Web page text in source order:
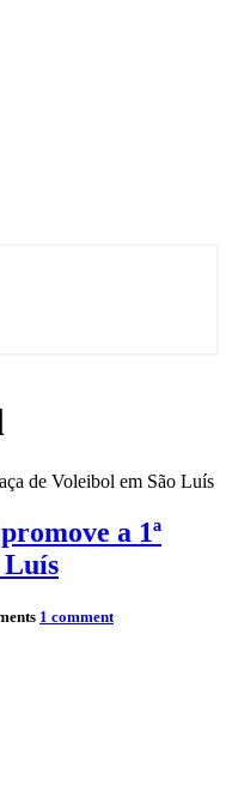
de Voleibol em São Luís
a 1ª
Luís
1 comment